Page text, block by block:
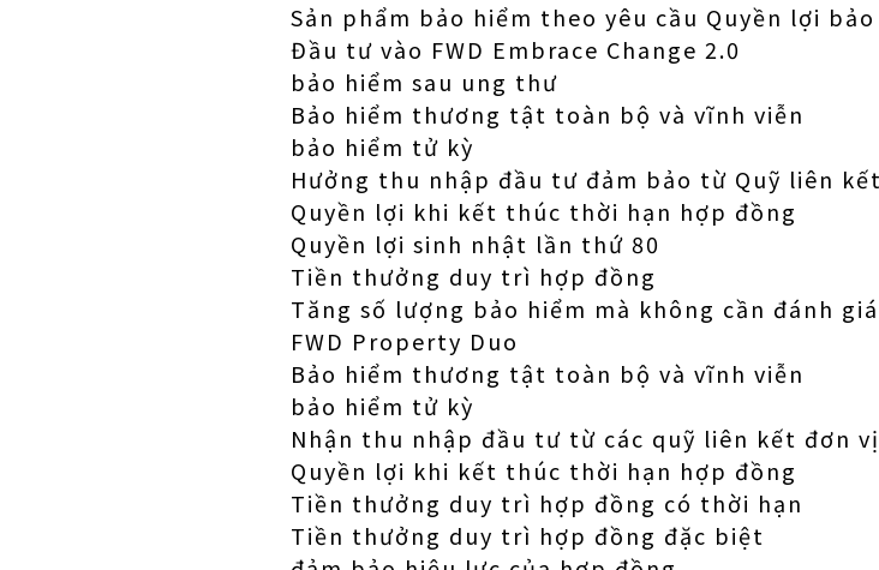
Sản phẩm bảo hiểm theo yêu cầu Quyền lợi
Đầu tư vào FWD Embrace Change 2.0
bảo hiểm sau ung thư
Bảo hiểm thương tật toàn bộ và vĩnh viễn
bảo hiểm tử kỳ
Hưởng thu nhập đầu tư đảm bảo từ Quỹ liên
Quyền lợi khi kết thúc thời hạn hợp đồng
Quyền lợi sinh nhật lần thứ 80
Tiền thưởng duy trì hợp đồng
Tăng số lượng bảo hiểm mà không cần đánh
FWD Property Duo
Bảo hiểm thương tật toàn bộ và vĩnh viễn
bảo hiểm tử kỳ
Nhận thu nhập đầu tư từ các quỹ liên kết đơn vị
Quyền lợi khi kết thúc thời hạn hợp đồng
Tiền thưởng duy trì hợp đồng có thời hạn
Tiền thưởng duy trì hợp đồng đặc biệt